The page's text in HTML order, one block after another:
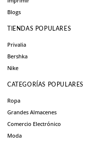
Blogs
TIENDAS POPULARES
Privalia
Bershka
Nike
CATEGORÍAS POPULARES
Ropa
Grandes Almacenes
Comercio Electrónico
Moda